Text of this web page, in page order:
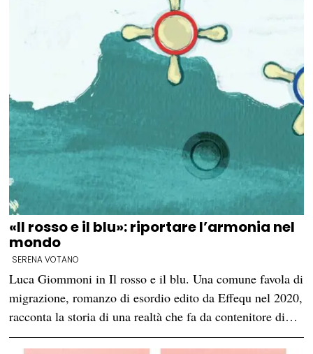
«Il rosso e il blu»: riportare l’armonia nel
mondo
SERENA VOTANO
Luca Giommoni in Il rosso e il blu. Una comune favola di
migrazione, romanzo di esordio edito da Effequ nel 2020,
racconta la storia di una realtà che fa da contenitore di…